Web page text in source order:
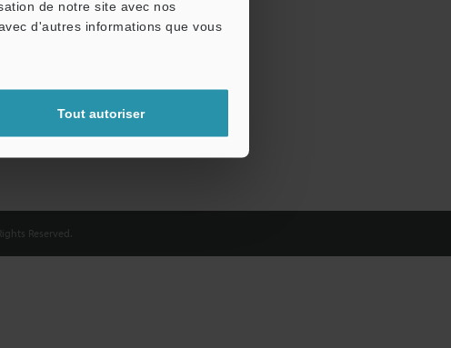
de notre site avec nos
d'autres informations que vous
Tout autoriser
Reserved.